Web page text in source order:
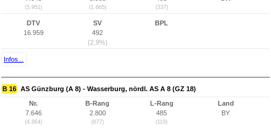
(5.951) (1.665) (337)
DTV
16.959
SV
492
(2,9%)
BPL
Infos...
B 16 AS Günzburg (A 8) - Wasserburg, nördl. AS A 8 (GZ 18)
Nr.
7.646
(4.864)
B-Rang
2.800
(677)
L-Rang
485
(119)
Land
BY